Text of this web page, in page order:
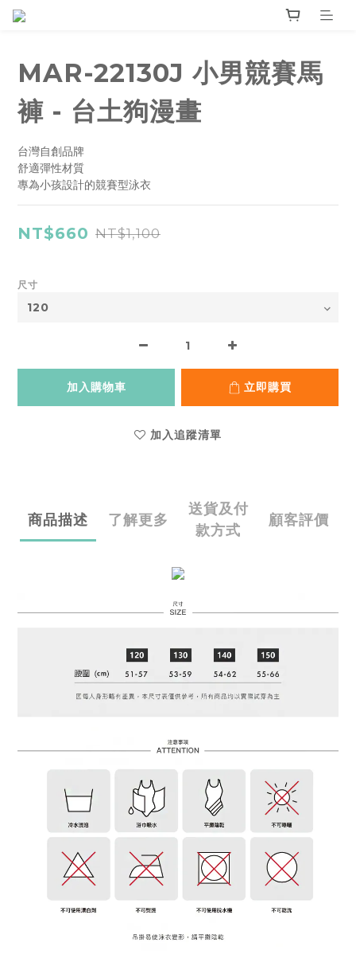
MAR-22130J 小男競賽馬
褲 - 台土狗漫畫
台灣自創品牌
舒適彈性材質
專為小孩設計的競賽型泳衣
NT$660 NT$1,100
尺寸
加入購物車 立即購買
加入追蹤清單
商品描述 了解更多
送貨及付
款方式
顧客評價